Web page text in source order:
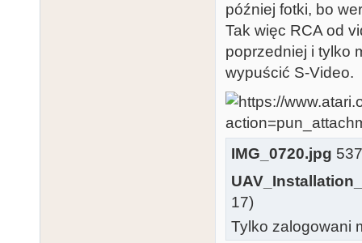
później fotki, bo
Tak więc RCA od
poprzedniej i tylko
wypuścić S-Video.
IMG_0720.jpg
17)
Tylko zalogowani